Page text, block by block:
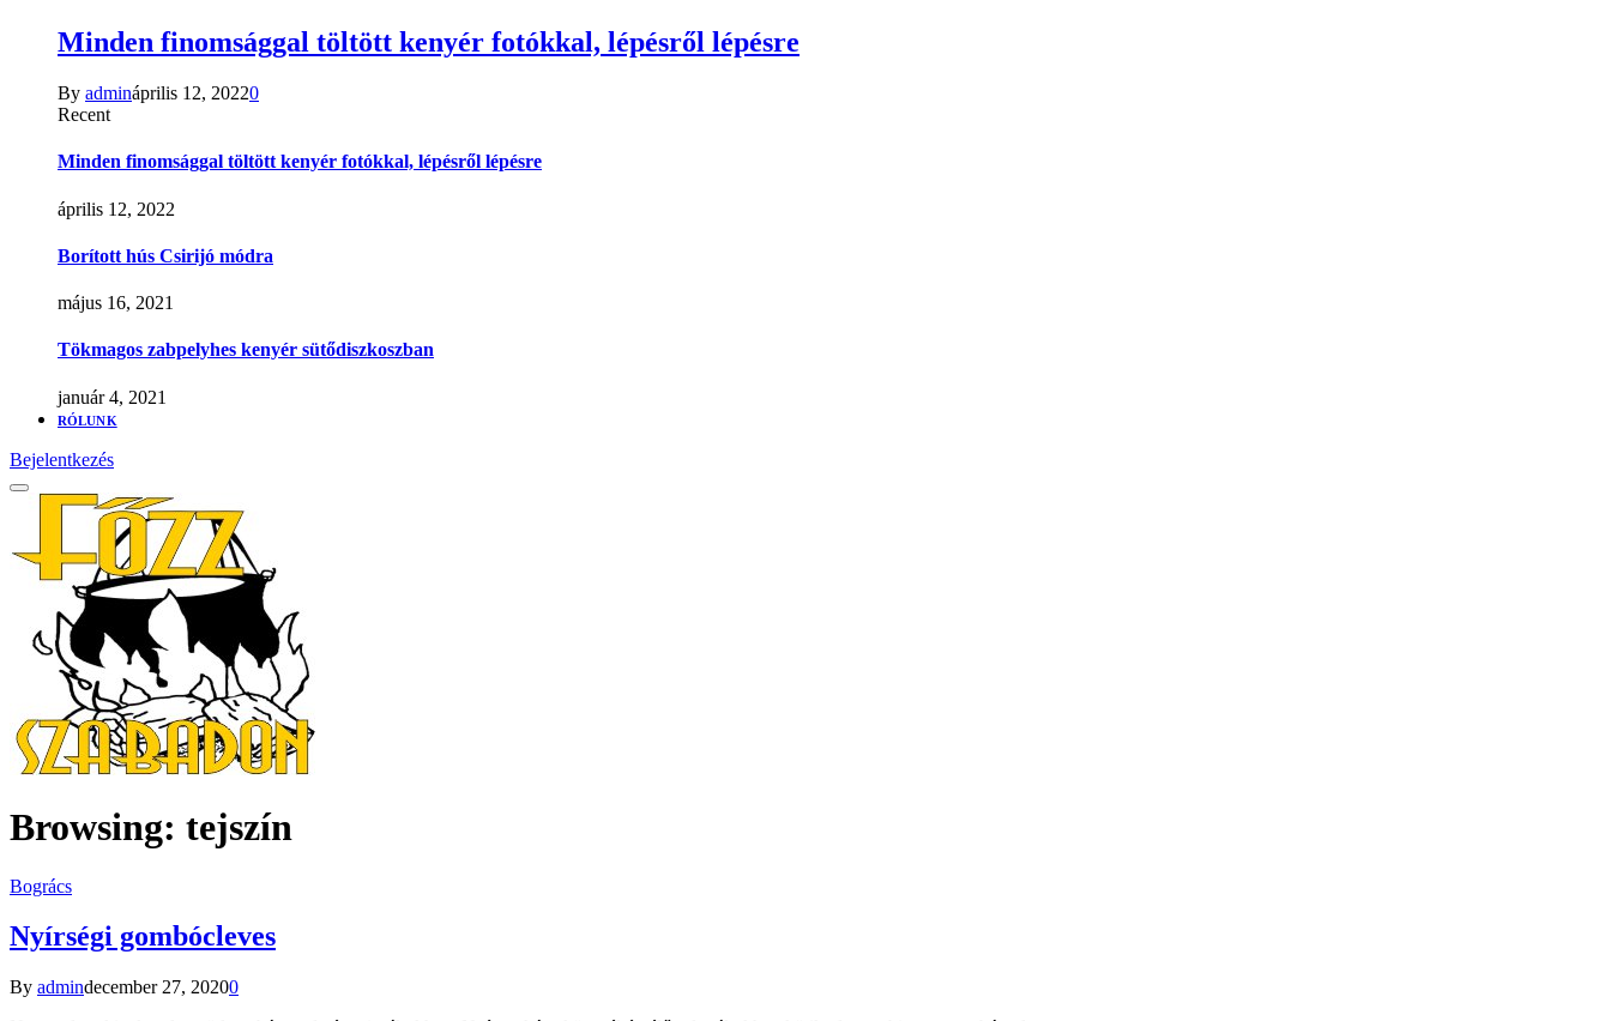
Minden finomsággal töltött kenyér fotókkal, lépésről lépésre
By admináprilis 12, 20220
Recent
Minden finomsággal töltött kenyér fotókkal, lépésről lépésre
április 12, 2022
Borított hús Csirijó módra
május 16, 2021
Tökmagos zabpelyhes kenyér sütődiszkoszban
január 4, 2021
RÓLUNK
Bejelentkezés
Browsing: tejszín
Bogrács
Nyírségi gombócleves
By admindecember 27, 20200